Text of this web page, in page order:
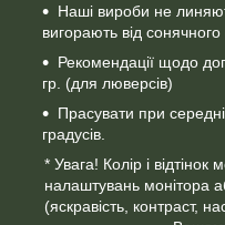
Наші вироби не
вигорають від сонячного
Рекомендації щодо
гр. (для люверсів)
Прасувати при
градусів.
* Увага! Колір і відтінок
налаштувань монітора
(яскравість, контраст,